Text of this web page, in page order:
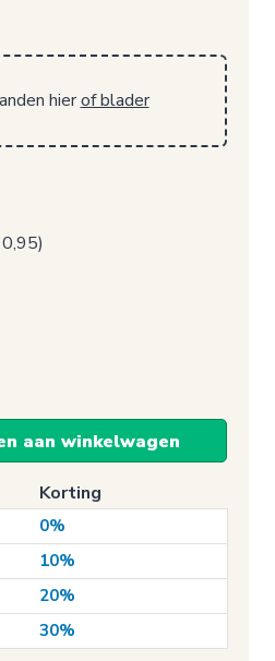
hierof blader
aan winkelwagen
Korting
0%
10%
20%
30%